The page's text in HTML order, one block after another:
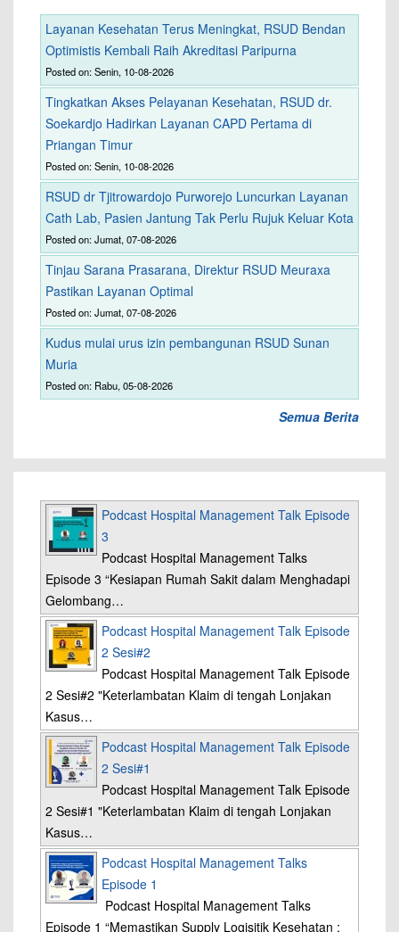
Layanan Kesehatan Terus Meningkat, RSUD Bendan
Optimistis Kembali Raih Akreditasi Paripurna
Posted on: Senin, 10-08-2026
Tingkatkan Akses Pelayanan Kesehatan, RSUD dr.
Soekardjo Hadirkan Layanan CAPD Pertama di
Priangan Timur
Posted on: Senin, 10-08-2026
RSUD dr Tjitrowardojo Purworejo Luncurkan Layanan
Cath Lab, Pasien Jantung Tak Perlu Rujuk Keluar Kota
Posted on: Jumat, 07-08-2026
Tinjau Sarana Prasarana, Direktur RSUD Meuraxa
Pastikan Layanan Optimal
Posted on: Jumat, 07-08-2026
Kudus mulai urus izin pembangunan RSUD Sunan
Muria
Posted on: Rabu, 05-08-2026
Semua Berita
Podcast Hospital Management Talk Episode
3
Podcast Hospital Management Talks
Episode 3 “Kesiapan Rumah Sakit dalam Menghadapi
Gelombang…
Podcast Hospital Management Talk Episode
2 Sesi#2
Podcast Hospital Management Talk Episode
2 Sesi#2 "Keterlambatan Klaim di tengah Lonjakan
Kasus…
Podcast Hospital Management Talk Episode
2 Sesi#1
Podcast Hospital Management Talk Episode
2 Sesi#1 "Keterlambatan Klaim di tengah Lonjakan
Kasus…
Podcast Hospital Management Talks
Episode 1
Podcast Hospital Management Talks
Episode 1 “Memastikan Supply Logisitik Kesehatan :